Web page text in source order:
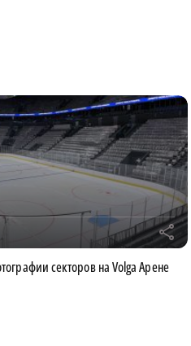
r
секторов на Volga Арене